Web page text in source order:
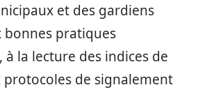
et des gardiens
bonnes pratiques
, à la lecture des indices de
protocoles de signalement